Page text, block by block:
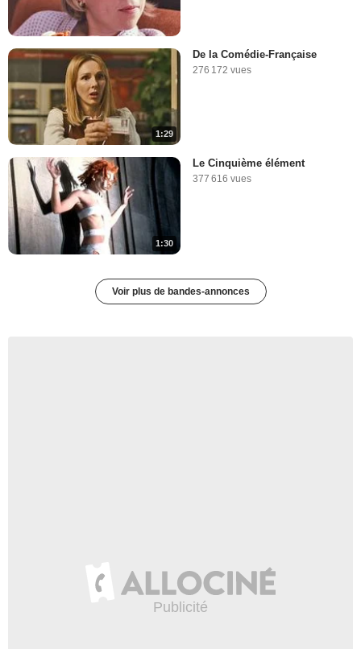
1:29
De la Comédie-Française
276 172 vues
1:30
Le Cinquième élément
377 616 vues
Voir plus de bandes-annonces